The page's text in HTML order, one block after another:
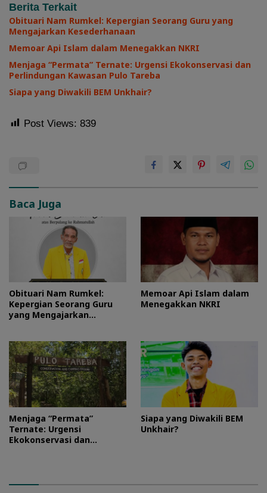
Berita Terkait
Obituari Nam Rumkel: Kepergian Seorang Guru yang
Mengajarkan Kesederhanaan
Memoar Api Islam dalam Menegakkan NKRI
Menjaga “Permata” Ternate: Urgensi Ekokonservasi dan
Perlindungan Kawasan Pulo Tareba
Siapa yang Diwakili BEM Unkhair?
Post Views: 839
Baca Juga
Obituari Nam Rumkel:
Kepergian Seorang Guru
yang Mengajarkan
Memoar Api Islam dalam
Menegakkan NKRI
Menjaga “Permata”
Ternate: Urgensi
Ekokonservasi dan
Siapa yang Diwakili BEM
Unkhair?